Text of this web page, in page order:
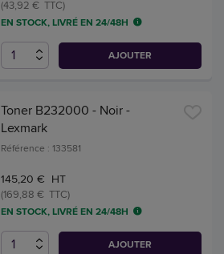
(43,92 € TTC)
EN STOCK, LIVRÉ EN 24/48H
AJOUTER
Toner B232000 - Noir -
Lexmark
Référence : 133581
145,20 € HT
(169,88 € TTC)
EN STOCK, LIVRÉ EN 24/48H
AJOUTER